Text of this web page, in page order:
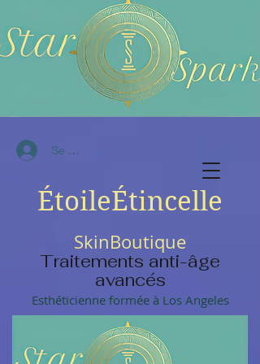
Se connecter
ÉtoileÉtincelle
SkinBoutique
Traitements anti-âge
avancés
Esthéticienne formée à Los Angeles